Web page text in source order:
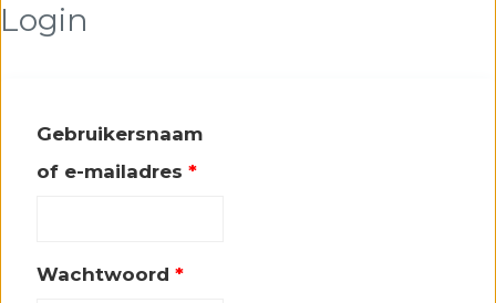
Login
Gebruikersnaam
of e-mailadres *Vereist
Wachtwoord *Vereist